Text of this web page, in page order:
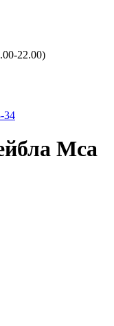
22.00)
34
Mca